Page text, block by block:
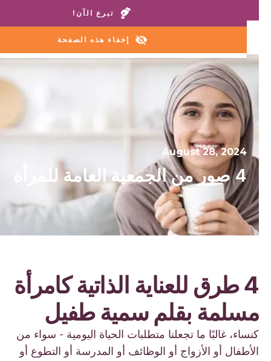
اتصل بمنازلنا أو خط المساعدة: +1 888 711 6472
تبرع الآن!
إخفاء هذه الصفحة
August 28, 2024
4 صور من الجمعية العامة للمرأة
4 طرق للعناية الذاتية كامرأة
مسلمة بقلم سمية طفيل
كنساء، غالبًا ما تجعلنا متطلبات الحياة اليومية - سواء من
الأطفال أو الأزواج أو الوظائف أو المدرسة أو التطوع أو